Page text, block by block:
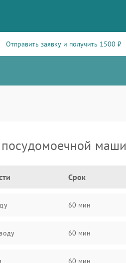
Отправить заявку и получить 1500 ₽
посудомоечной
Срок
60 мин
60 мин
60 мин